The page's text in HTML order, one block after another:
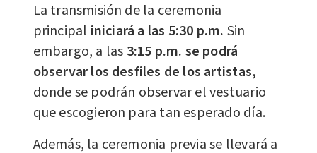
La transmisión de la ceremonia
principal iniciará a las 5:30 p.m. Sin
embargo, a las 3:15 p.m. se podrá
observar los desfiles de los artistas,
donde se podrán observar el vestuario
que escogieron para tan esperado día.
Además, la ceremonia previa se llevará a